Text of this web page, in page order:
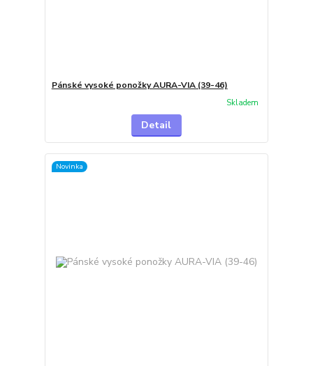
Pánské vysoké ponožky AURA-VIA (39-46)
Skladem
Detail
Novinka